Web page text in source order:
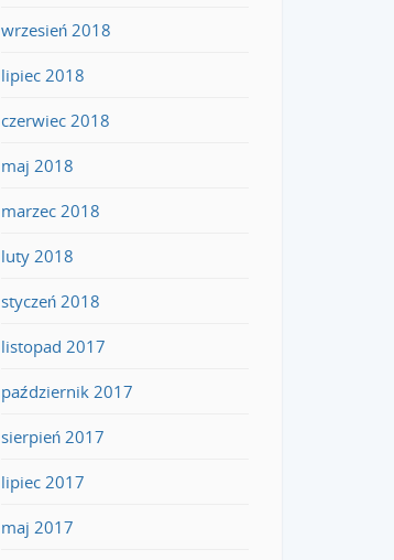
wrzesień 2018
lipiec 2018
czerwiec 2018
maj 2018
marzec 2018
luty 2018
styczeń 2018
listopad 2017
październik 2017
sierpień 2017
lipiec 2017
maj 2017